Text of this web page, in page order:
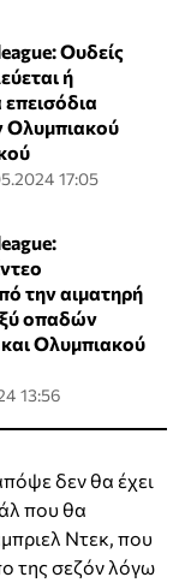
Ουδείς
ή
Ολυμπιακού
17:05
την αιματηρή
οπαδών
Ολυμπιακού
13:56
δεν θα έχει
που θα
Ντεκ, που
της σεζόν λόγω